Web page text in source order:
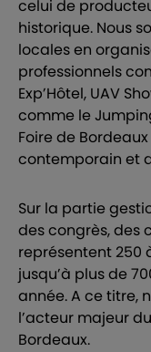
celui de
historique. Nous
locales en
professionnels
Exp’Hôtel, UAV
comme le
Foire de
contemporain et
Sur la partie
des congrès, des
représentent 250
jusqu’à plus de
année. A ce titre,
l’acteur majeur
Bordeaux.